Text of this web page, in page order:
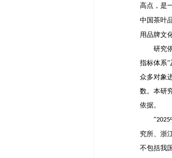
高点，是
中国茶叶
用品牌文
研究
指标体系
众多对象
数。本研
依据。
“2025
究所、浙
不包括我